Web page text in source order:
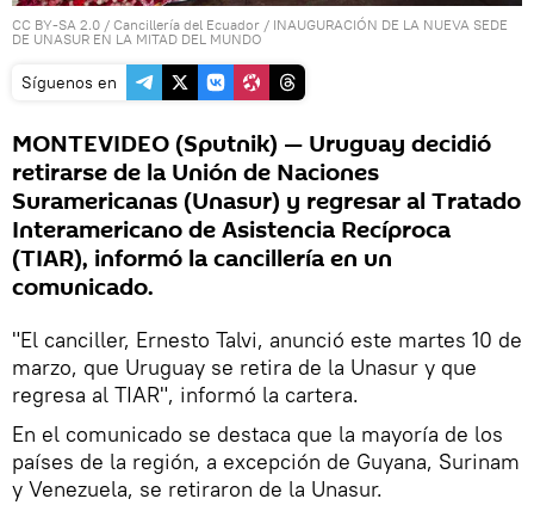
CC BY-SA 2.0 / Cancillería del Ecuador / INAUGURACIÓN DE LA NUEVA SEDE
DE UNASUR EN LA MITAD DEL MUNDO
Síguenos en
MONTEVIDEO (Sputnik) — Uruguay decidió
retirarse de la Unión de Naciones
Suramericanas (Unasur) y regresar al Tratado
Interamericano de Asistencia Recíproca
(TIAR), informó la cancillería en un
comunicado.
"El canciller, Ernesto Talvi, anunció este martes 10 de
marzo, que Uruguay se retira de la Unasur y que
regresa al TIAR", informó la cartera.
En el comunicado se destaca que la mayoría de los
países de la región, a excepción de Guyana, Surinam
y Venezuela, se retiraron de la Unasur.